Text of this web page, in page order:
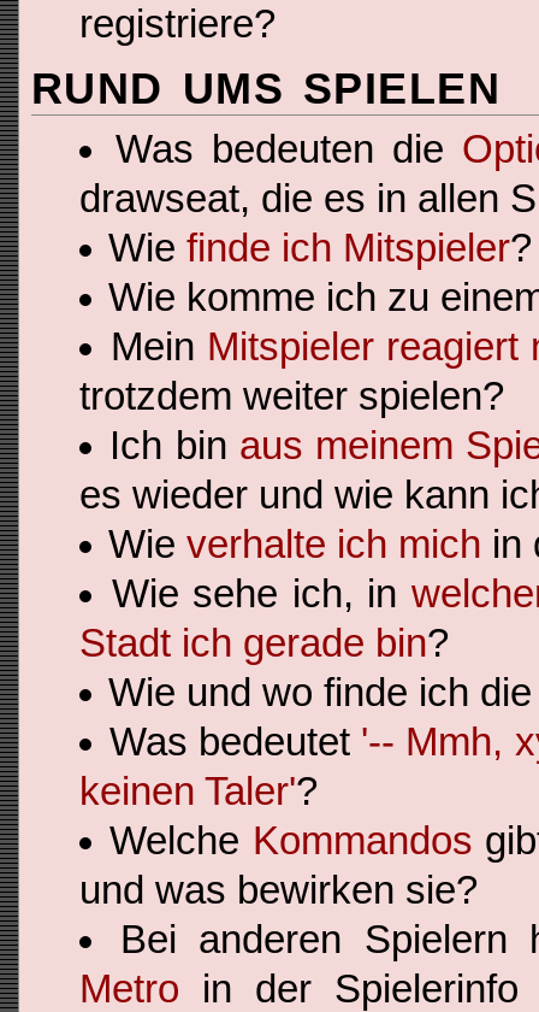
registriere?
RUND UMS SPIELEN
Was bedeuten die
drawseat, die es in allen
Wiefinde ich Mitspieler?
Wie komme ich zu
Mein Mitspieler reagiert
trotzdem weiter spielen?
Ich bin aus meinem
es wieder und wie kann
Wieverhalte ich mich in
Wie sehe ich, in
Stadt ich gerade bin?
Wie und wo finde ich
Was bedeutet '-- Mmh,
keinen Taler'?
Welche Kommandos
und was bewirken sie?
Bei anderen
Metro in der